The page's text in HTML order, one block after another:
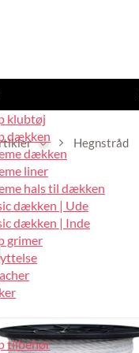
klubtøj
dækken
dækken
liner
hals til dækken
dækken | Ude
dækken | Inde
grimer
tilbehør
Hegnstråd
-